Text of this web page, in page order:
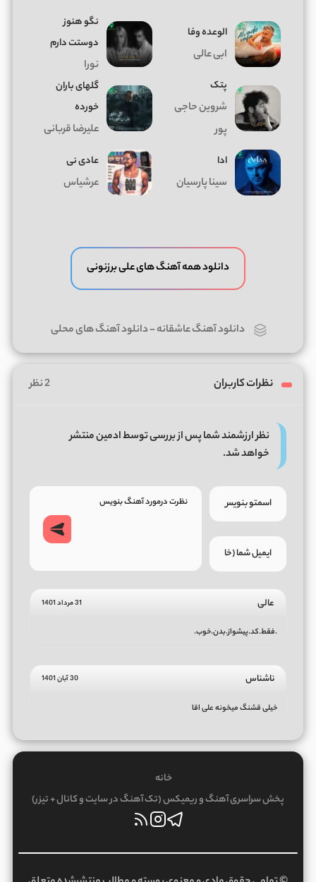
الوعده وفا
ابی عالی
نگو هنوز
دوستت دارم
نورا
پتک
شروین حاجی
پور
گلهای باران
خورده
علیرضا قربانی
ادا
سینا پارسیان
عادی نی
عرشیاس
دانلود همه آهنگ های علی برزنونی
دانلود آهنگ عاشقانه-دانلود آهنگ های محلی
نظرات کاربران 2 نظر
نظر ارزشمند شما پس از بررسی توسط ادمین منتشر
خواهد شد.
عالی 31 مرداد 1401
.فقط.کد.پیشواز.بدن.خوب.
ناشناس 30 آبان 1401
خیلی قشنگ میخونه علی اقا
خانه
پخش سراسری آهنگ و ریمیکس (تک آهنگ در سایت و کانال + تیزر)